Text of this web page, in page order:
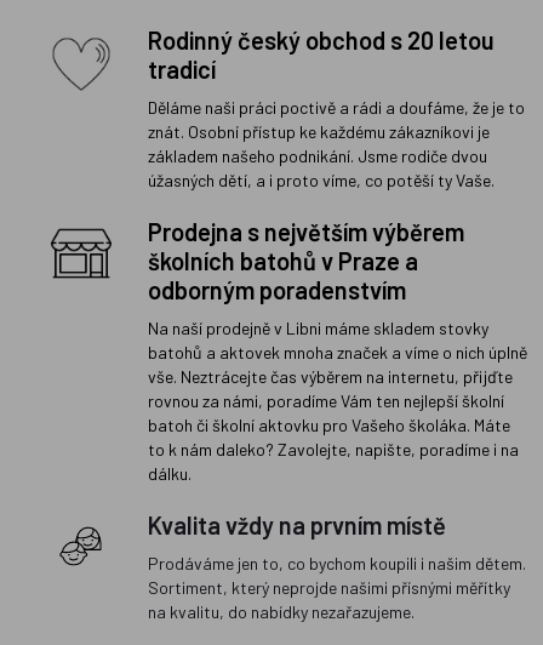
Rodinný český obchod s 20 letou
tradicí
Děláme naši práci poctivě a rádi a doufáme, že je to
znát. Osobní přístup ke každému zákazníkovi je
základem našeho podnikání. Jsme rodiče dvou
úžasných dětí, a i proto víme, co potěší ty Vaše.
Prodejna s největším výběrem
školních batohů v Praze a
odborným poradenstvím
Na naší prodejně v Libni máme skladem stovky
batohů a aktovek mnoha značek a víme o nich úplně
vše. Neztrácejte čas výběrem na internetu, přijďte
rovnou za námi, poradíme Vám ten nejlepší školní
batoh či školní aktovku pro Vašeho školáka. Máte
to k nám daleko? Zavolejte, napište, poradíme i na
dálku.
Kvalita vždy na prvním místě
Prodáváme jen to, co bychom koupili i našim dětem.
Sortiment, který neprojde našimi přísnými měřítky
na kvalitu, do nabídky nezařazujeme.